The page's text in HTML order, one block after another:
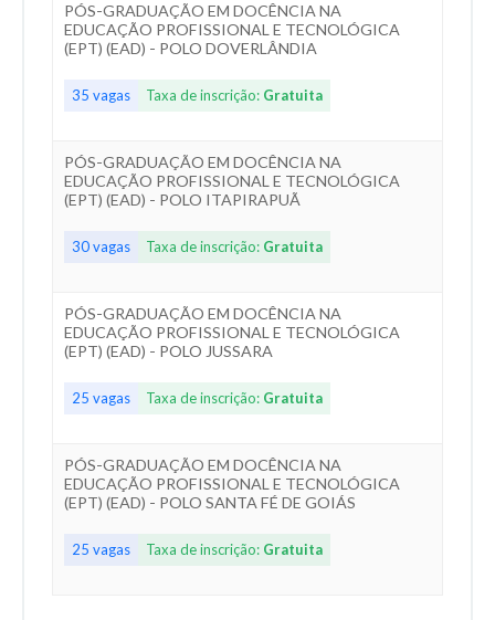
PÓS-GRADUAÇÃO EM DOCÊNCIA NA
EDUCAÇÃO PROFISSIONAL E TECNOLÓGICA
(EPT) (EAD) - POLO DOVERLÂNDIA
35 vagas Taxa de inscrição: Gratuita
PÓS-GRADUAÇÃO EM DOCÊNCIA NA
EDUCAÇÃO PROFISSIONAL E TECNOLÓGICA
(EPT) (EAD) - POLO ITAPIRAPUÃ
30 vagas Taxa de inscrição: Gratuita
PÓS-GRADUAÇÃO EM DOCÊNCIA NA
EDUCAÇÃO PROFISSIONAL E TECNOLÓGICA
(EPT) (EAD) - POLO JUSSARA
25 vagas Taxa de inscrição: Gratuita
PÓS-GRADUAÇÃO EM DOCÊNCIA NA
EDUCAÇÃO PROFISSIONAL E TECNOLÓGICA
(EPT) (EAD) - POLO SANTA FÉ DE GOIÁS
25 vagas Taxa de inscrição: Gratuita